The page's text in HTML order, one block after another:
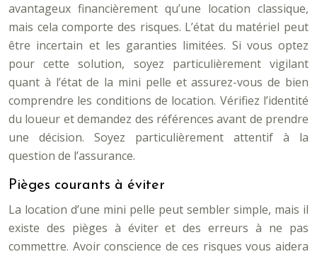
avantageux financièrement qu’une location classique,
mais cela comporte des risques. L’état du matériel peut
être incertain et les garanties limitées. Si vous optez
pour cette solution, soyez particulièrement vigilant
quant à l’état de la mini pelle et assurez-vous de bien
comprendre les conditions de location. Vérifiez l’identité
du loueur et demandez des références avant de prendre
une décision. Soyez particulièrement attentif à la
question de l’assurance.
Pièges courants à éviter
La location d’une mini pelle peut sembler simple, mais il
existe des pièges à éviter et des erreurs à ne pas
commettre. Avoir conscience de ces risques vous aidera